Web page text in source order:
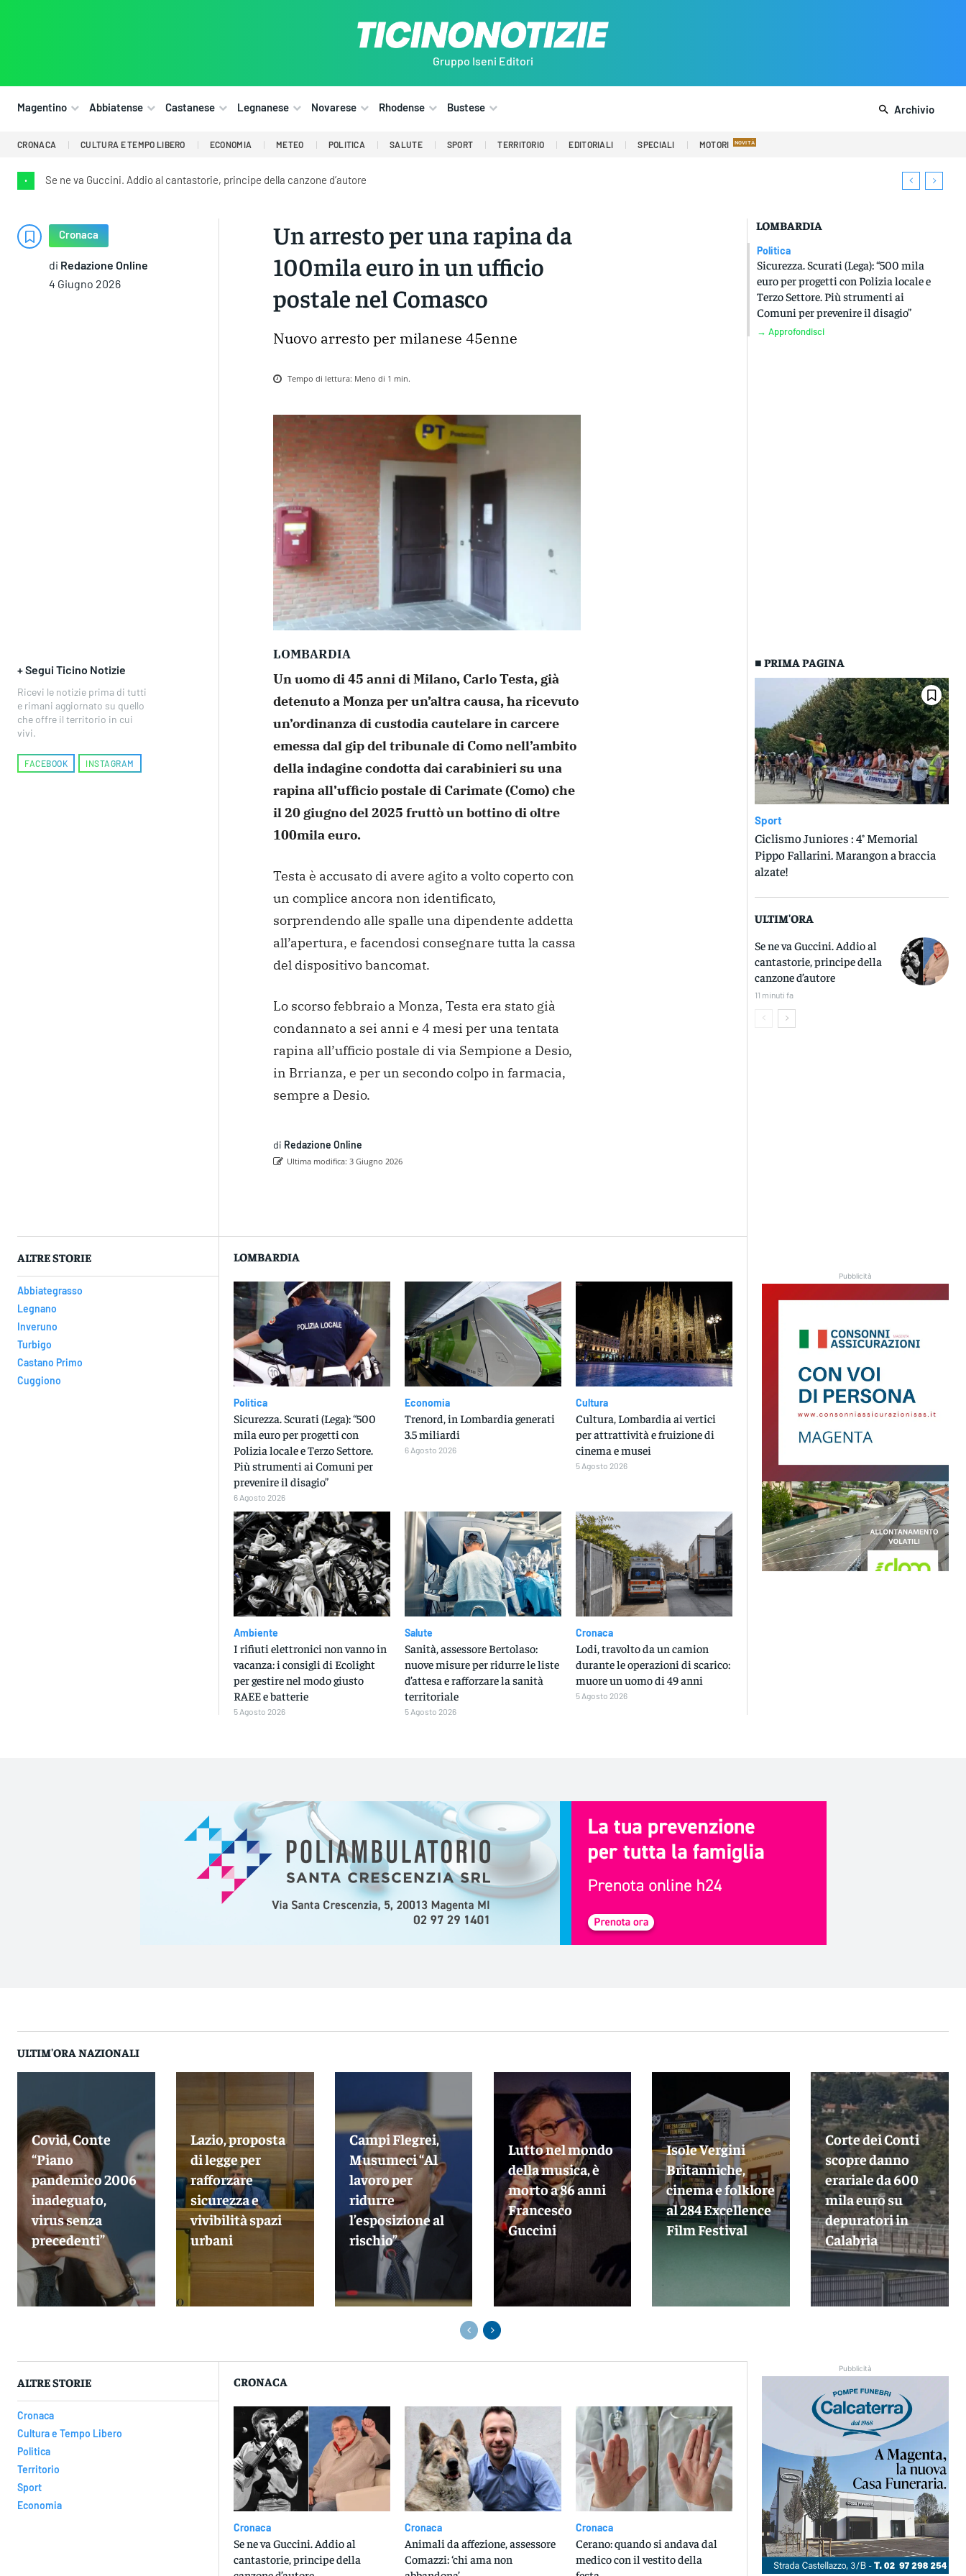
Gruppo Iseni Editori
Magentino Abbiatense Castanese Legnanese Novarese Rhodense Bustese Archivio
CRONACA CULTURA E TEMPO LIBERO ECONOMIA METEO POLITICA SALUTE SPORT TERRITORIO EDITORIALI SPECIALI MOTORI
• Se ne va Guccini. Addio al cantastorie, principe della canzone d’autore
Cronaca
di Redazione Online
4 Giugno 2026
Un arresto per una rapina da
100mila euro in un ufficio
postale nel Comasco
Nuovo arresto per milanese 45enne
Tempo di lettura: Meno di 1 min.
LOMBARDIA
Politica
Sicurezza. Scurati (Lega): “500 mila
euro per progetti con Polizia locale e
Terzo Settore. Più strumenti ai
Comuni per prevenire il disagio”
→ Approfondisci
+ Segui Ticino Notizie
Ricevi le notizie prima di tutti
e rimani aggiornato su quello
che offre il territorio in cui
vivi.
FACEBOOK INSTAGRAM
LOMBARDIA
Un uomo di 45 anni di Milano,Carlo Testa, già
detenuto a Monza per un’altra causa, haricevuto
un’ordinanza di custodia cautelare in carcere
emessadal gip del tribunale di Como nell’ambito
della indaginecondotta dai carabinieri su una
rapina all’ufficio postale diCarimate (Como) che
il 20 giugno del 2025 fruttò un bottino dioltre
100mila euro.
Testa è accusato di avere agito a volto coperto con
un complice ancora non identificato,
sorprendendo alle spalle una dipendente addetta
all’apertura, e facendosi consegnare tutta la cassa
del dispositivo bancomat.
Lo scorso febbraio a Monza, Testa era stato già
condannato a sei anni e 4 mesi per una tentata
rapina all’ufficio postale di via Sempione a Desio,
in Brrianza, e per un secondo colpo in farmacia,
sempre a Desio.
di Redazione Online
Ultima modifica: 3 Giugno 2026
■ PRIMA PAGINA
Sport
Ciclismo Juniores : 4° Memorial
Pippo Fallarini. Marangon a braccia
alzate!
ULTIM'ORA
Se ne va Guccini. Addio al
cantastorie, principe della
canzone d’autore
11 minuti fa
ALTRE STORIE
Abbiategrasso
Legnano
Inveruno
Turbigo
Castano Primo
Cuggiono
LOMBARDIA
Politica
Sicurezza. Scurati (Lega): “500
mila euro per progetti con
Polizia locale e Terzo Settore.
Più strumenti ai Comuni per
prevenire il disagio”
6 Agosto 2026
Economia
Trenord, in Lombardia generati
3.5 miliardi
6 Agosto 2026
Cultura
Cultura, Lombardia ai vertici
per attrattività e fruizione di
cinema e musei
5 Agosto 2026
Ambiente
I rifiuti elettronici non vanno in
vacanza: i consigli di Ecolight
per gestire nel modo giusto
RAEE e batterie
5 Agosto 2026
Salute
Sanità, assessore Bertolaso:
nuove misure per ridurre le liste
d’attesa e rafforzare la sanità
territoriale
5 Agosto 2026
Cronaca
Lodi, travolto da un camion
durante le operazioni di scarico:
muore un uomo di 49 anni
5 Agosto 2026
Pubblicità
ULTIM'ORA NAZIONALI
Covid, Conte
“Piano
pandemico 2006
inadeguato,
virus senza
precedenti”
Lazio, proposta
di legge per
rafforzare
sicurezza e
vivibilità spazi
urbani
Campi Flegrei,
Musumeci “Al
lavoro per
ridurre
l’esposizione al
rischio”
Lutto nel mondo
della musica, è
morto a 86 anni
Francesco
Guccini
Isole Vergini
Britanniche,
cinema e folklore
al 284 Excellence
Film Festival
Corte dei Conti
scopre danno
erariale da 600
mila euro su
depuratori in
Calabria
ALTRE STORIE
Cronaca
Cultura e Tempo Libero
Politica
Territorio
Sport
Economia
CRONACA
Cronaca
Se ne va Guccini. Addio al
cantastorie, principe della
Cronaca
Animali da affezione, assessore
Comazzi: ‘chi ama non
Cronaca
Cerano: quando si andava dal
medico con il vestito della
Pubblicità